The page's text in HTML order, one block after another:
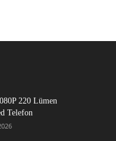
220 Lümen
Telefon